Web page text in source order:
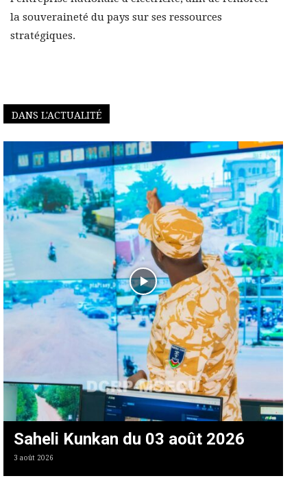
la souveraineté du pays sur ses ressources
stratégiques.
DANS L'ACTUALITÉ
Saheli Kunkan du 03 août 2026
3 août 2026